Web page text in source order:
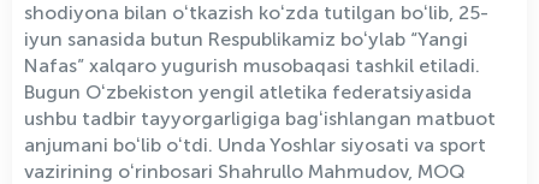
shodiyona bilan oʻtkazish koʻzda tutilgan boʻlib, 25-
iyun sanasida butun Respublikamiz boʻylab “Yangi
Nafas” xalqaro yugurish musobaqasi tashkil etiladi.
Bugun Oʻzbekiston yengil atletika federatsiyasida
ushbu tadbir tayyorgarligiga bagʻishlangan matbuot
anjumani boʻlib oʻtdi. Unda Yoshlar siyosati va sport
vazirining oʻrinbosari Shahrullo Mahmudov, MOQ